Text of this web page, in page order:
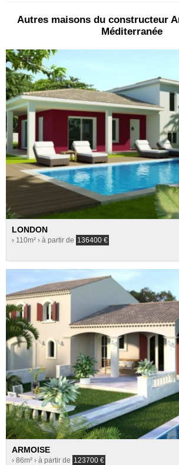
Autres maisons du constructeur
Méditerranée
LONDON
› 110m² › à partir de 136400 €
ARMOISE
› 86m² › à partir de 123700 €